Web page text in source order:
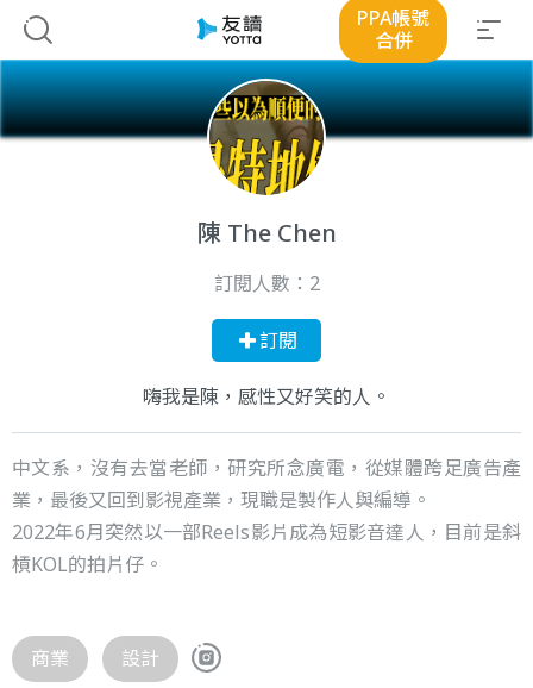
PPA帳號
合併
陳 The Chen
訂閱人數： 2
訂閱
嗨我是陳，感性又好笑的人。
中文系，沒有去當老師，研究所念廣電，從媒體跨足廣告產
業，最後又回到影視產業，現職是製作人與編導。
2022年6月突然以一部Reels影片成為短影音達人，目前是斜
槓KOL的拍片仔。
商業 設計